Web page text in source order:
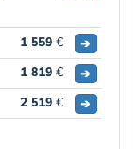
1 559 €
➔
1 819 €
➔
2 519 € ➔